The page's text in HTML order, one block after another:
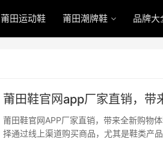
莆田运动鞋 莆田潮牌鞋 品牌大
莆田鞋官网app厂家直销，带
莆田鞋官网APP厂家直销，带来全新购物
择通过线上渠道购买商品，尤其是鞋类产品